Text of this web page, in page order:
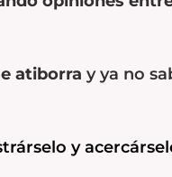
atiborra y ya no
y